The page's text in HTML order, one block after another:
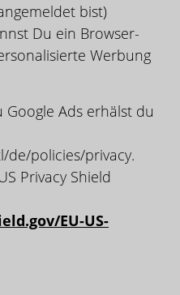
bist)
Du ein Browser-
Werbung
Ads erhälst du
de/policies/privacy.
Privacy Shield
EU-US-